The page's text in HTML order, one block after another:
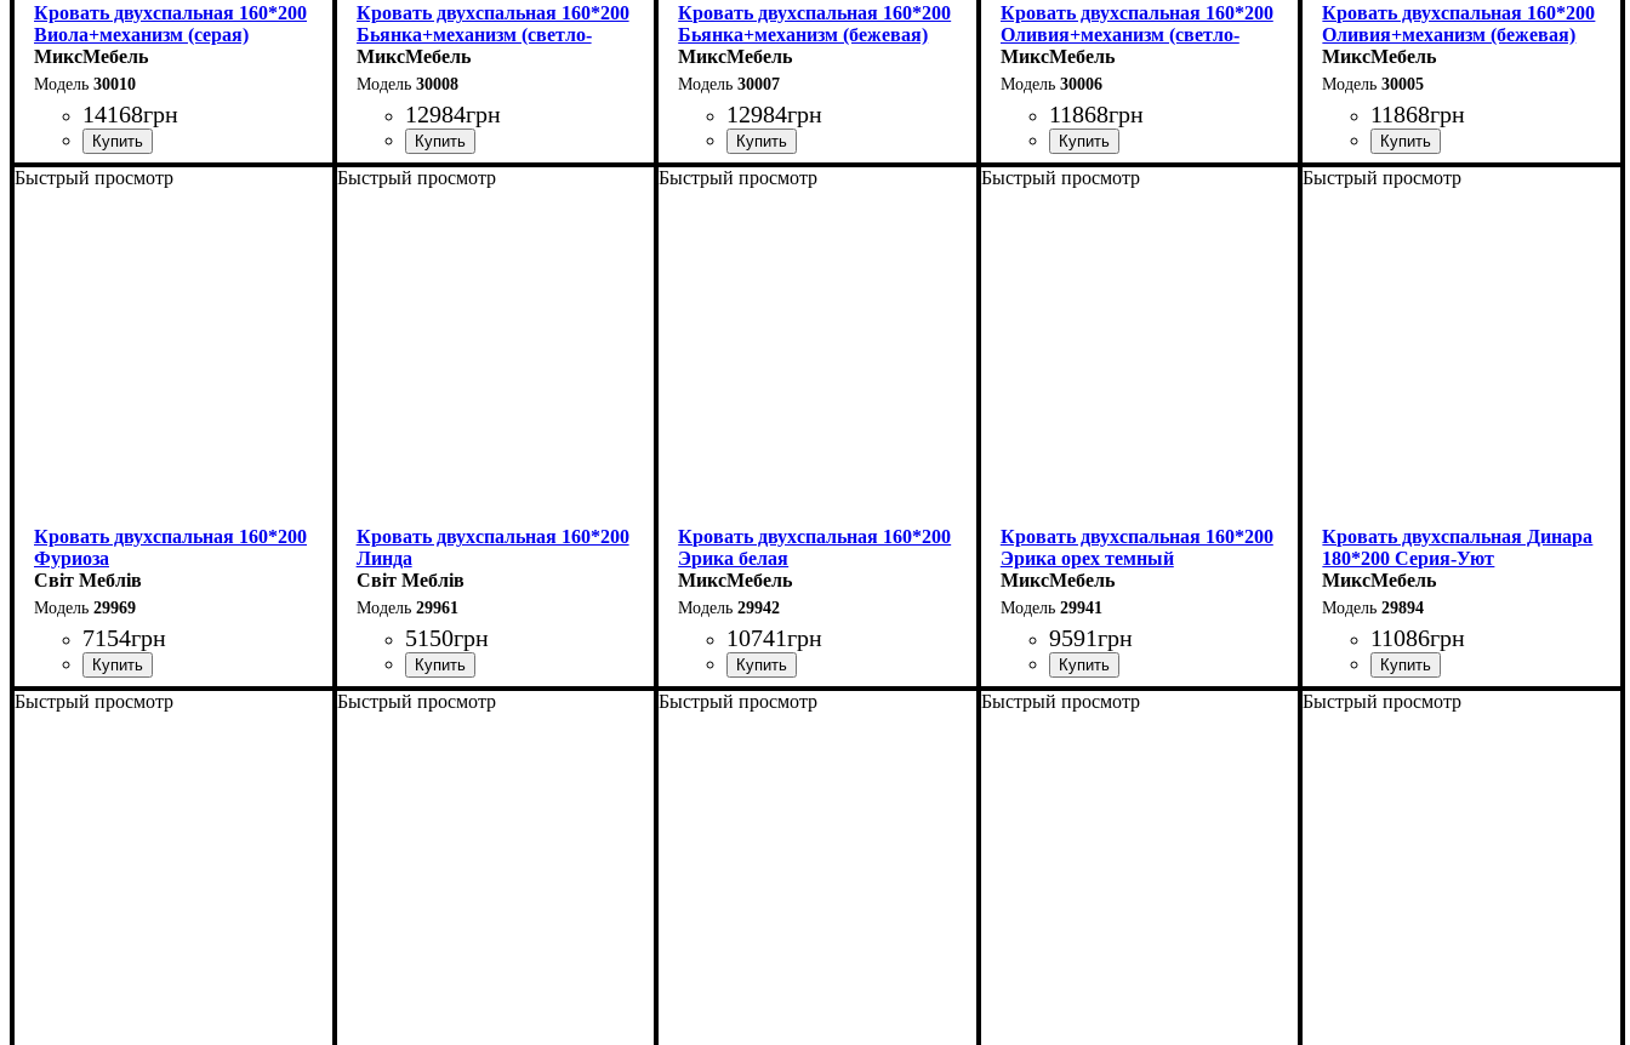
Кровать двухспальная 160*200
Виола+механизм (серая)
МиксМебель
30010
14168грн
Кровать двухспальная 160*200
Бьянка+механизм (светло-
серая)
МиксМебель
30008
12984грн
Кровать двухспальная 160*200
Бьянка+механизм (бежевая)
МиксМебель
30007
12984грн
Кровать двухспальная 160*200
Оливия+механизм (светло-
серая)
МиксМебель
30006
11868грн
Кровать двухспальная 160*200
Оливия+механизм (бежевая)
МиксМебель
30005
11868грн
Быстрый просмотр
Кровать двухспальная 160*200
Фуриоза
Світ Меблів
29969
7154грн
Быстрый просмотр
Кровать двухспальная 160*200
Линда
Світ Меблів
29961
5150грн
Быстрый просмотр
Кровать двухспальная 160*200
Эрика белая
МиксМебель
29942
10741грн
Быстрый просмотр
Кровать двухспальная 160*200
Эрика орех темный
МиксМебель
29941
9591грн
Быстрый просмотр
Кровать двухспальная Динара
180*200 Серия-Уют
МиксМебель
29894
11086грн
Быстрый просмотр Быстрый просмотр Быстрый просмотр Быстрый просмотр Быстрый просмотр